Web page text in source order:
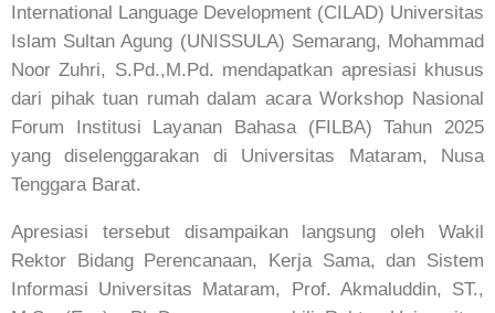
International Language Development (CILAD) Universitas
Islam Sultan Agung (UNISSULA) Semarang, Mohammad
Noor Zuhri, S.Pd.,M.Pd. mendapatkan apresiasi khusus
dari pihak tuan rumah dalam acara Workshop Nasional
Forum Institusi Layanan Bahasa (FILBA) Tahun 2025
yang diselenggarakan di Universitas Mataram, Nusa
Tenggara Barat.
Apresiasi tersebut disampaikan langsung oleh Wakil
Rektor Bidang Perencanaan, Kerja Sama, dan Sistem
Informasi Universitas Mataram, Prof. Akmaluddin, ST.,